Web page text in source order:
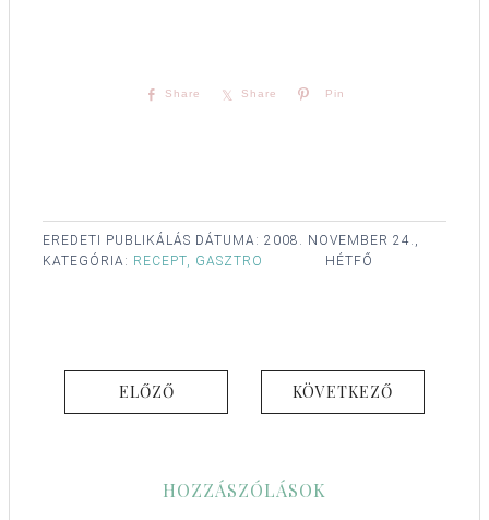
Share Share Pin
EREDETI PUBLIKÁLÁS DÁTUMA: 2008. NOVEMBER 24.,
HÉTFŐ
KATEGÓRIA: RECEPT, GASZTRO
ELŐZŐ KÖVETKEZŐ
HOZZÁSZÓLÁSOK